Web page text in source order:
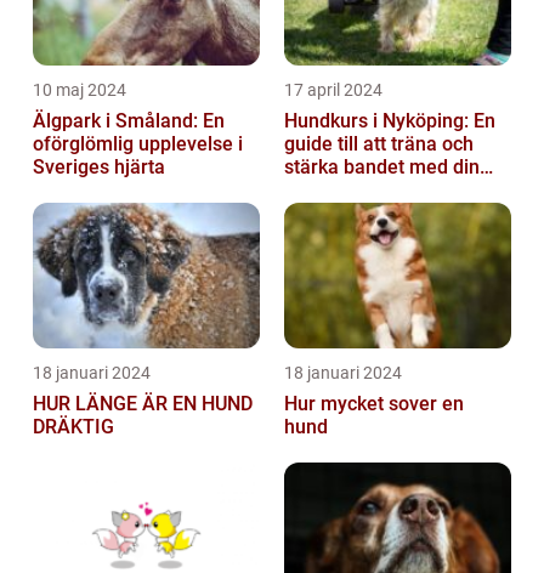
10 maj 2024
Älgpark i Småland: En
oförglömlig upplevelse i
Sveriges hjärta
17 april 2024
Hundkurs i Nyköping: En
guide till att träna och
stärka bandet med din
18 januari 2024
HUR LÄNGE ÄR EN HUND
DRÄKTIG
18 januari 2024
Hur mycket sover en
hund